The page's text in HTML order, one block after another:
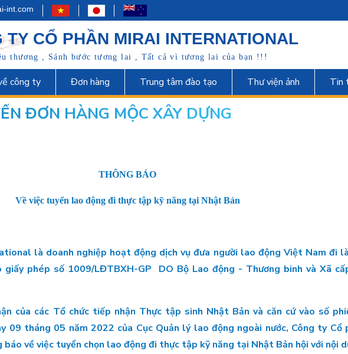
int.com
TY CỔ PHẦN MIRAI INTERNATIONAL
thương , Sánh bước tương lai , Tất cả vì tương lai của bạn !!!
công ty Đơn hàng Trung tâm đào tạo Thư viện ảnh Tin
ĐƠN HÀNG MỘC XÂY DỰNG
THÔNG BÁO
Về việc tuyển lao động đi thực tập kỹ năng tại Nhật Bản
là doanh nghiệp hoạt động dịch vụ đưa người lao động Việt Nam đi
phép số 1009/LĐTBXH-GP DO Bộ Lao động - Thương binh và Xã
của các Tổ chức tiếp nhận Thực tập sinh Nhật Bản và căn cứ vào số
09 tháng 05 năm 2022 của Cục Quản lý lao động ngoài nước, Công ty Cổ
về việc tuyển chọn lao động đi thực tập kỹ năng tại Nhật Bản hội với nội